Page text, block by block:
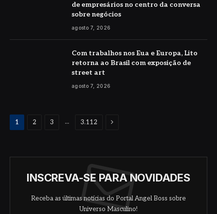
de empresários no centro da conversa
sobre negócios
agosto 7, 2026
Com trabalhos nos Eua e Europa, Lito
retorna ao Brasil com exposição de
street art
agosto 7, 2026
1 2 3 ... 3.112 Proximo
INSCREVA-SE PARA NOVIDADES
Receba as últimas notícias do Portal Angel Boss sobre
Universo Masculino!